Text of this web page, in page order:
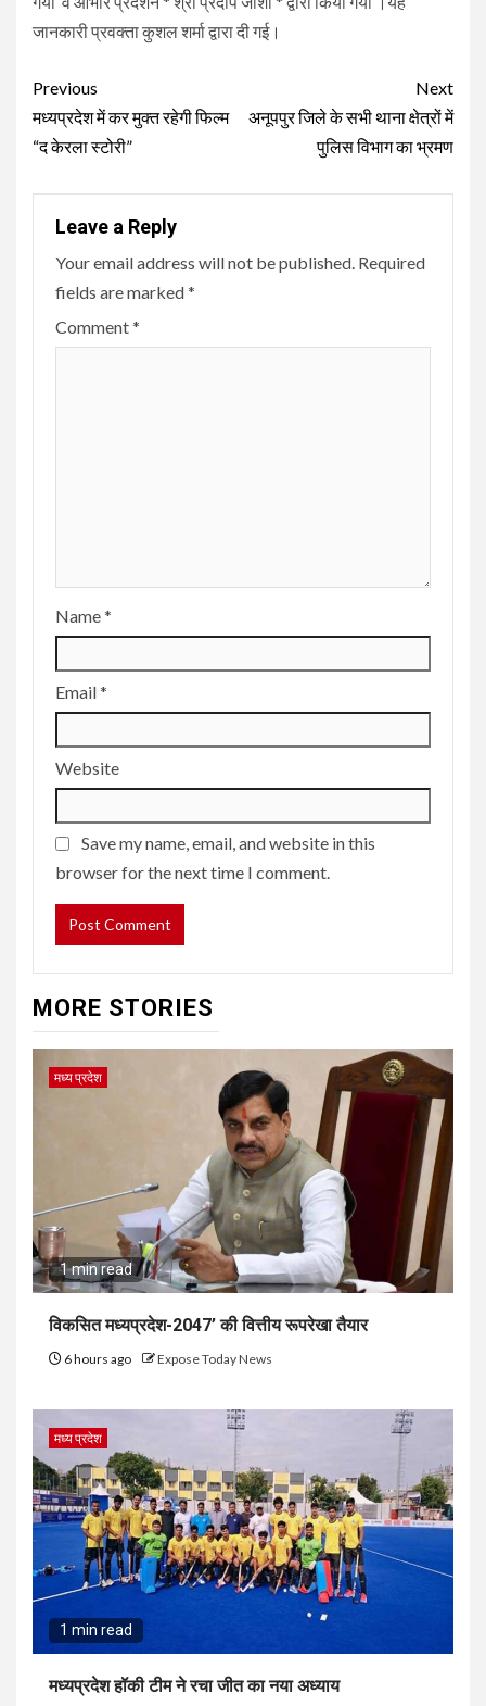
जानकारी प्रवक्ता कुशल शर्मा द्वारा दी गई।
Continue
Reading
Previous
मध्यप्रदेश में कर मुक्त रहेगी फिल्म
“द केरला स्टोरी”
Next
अनूपपुर जिले के सभी थाना क्षेत्रों में
पुलिस विभाग का भ्रमण
Leave a Reply
Your email address will not be published. Required
fields are marked*
Comment*
Name*
Email*
Website
Save my name, email, and website in this
browser for the next time I comment.
MORE STORIES
मध्य प्रदेश
1 min read
विकसित मध्यप्रदेश-2047’ की वित्तीय रूपरेखा तैयार
6 hours ago Expose Today News
मध्य प्रदेश
1 min read
मध्यप्रदेश हॉकी टीम ने रचा जीत का नया अध्याय